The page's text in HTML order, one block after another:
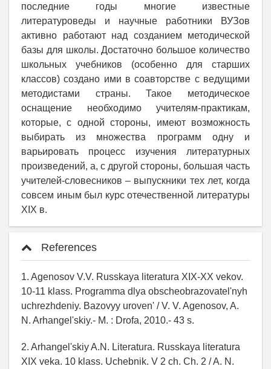
последние годы многие известные
литературоведы и научные работники ВУЗов
активно работают над созданием методической
базы для школы. Достаточно большое количество
школьных учебников (особенно для старших
классов) создано ими в соавторстве с ведущими
методистами страны. Такое методическое
оснащение необходимо учителям-практикам,
которые, с одной стороны, имеют возможность
выбирать из множества программ одну и
варьировать процесс изучения литературных
произведений, а, с другой стороны, большая часть
учителей-словесников – выпускники тех лет, когда
совсем иным был курс отечественной литературы
XIX в.
References
1. Agenosov V.V. Russkaya literatura XIX-XX vekov.
10-11 klass. Programma dlya obscheobrazovatel'nyh
uchrezhdeniy. Bazovyy uroven' / V. V. Agenosov, A.
N. Arhangel'skiy.- M. : Drofa, 2010.- 43 s.
2. Arhangel'skiy A.N. Literatura. Russkaya literatura
XIX veka. 10 klass. Uchebnik. V 2 ch. Ch. 2 / A. N.